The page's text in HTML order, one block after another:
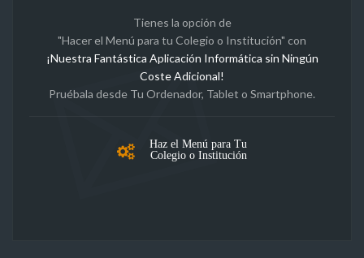
Tienes la opción de
"Hacer el Menú para tu Colegio o Institución" con
¡Nuestra Fantástica Aplicación Informática sin Ningún
Coste Adicional!
Pruébala desde Tu Ordenador, Tablet o Smartphone.
Haz el Menú para Tu
Colegio o Institución